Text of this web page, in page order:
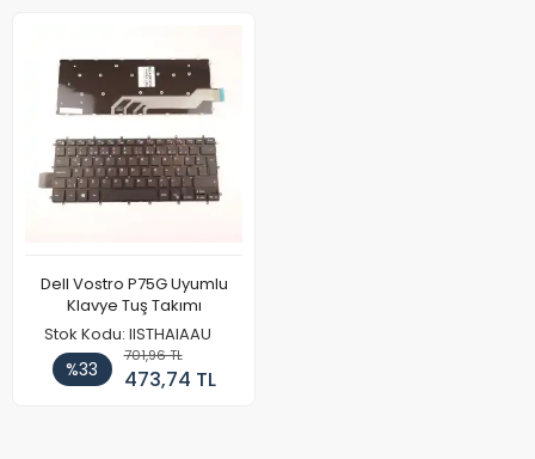
Dell Vostro P75G Uyumlu
Klavye Tuş Takımı
Stok Kodu: IISTHAIAAU
%33
701,96 TL
473,74 TL